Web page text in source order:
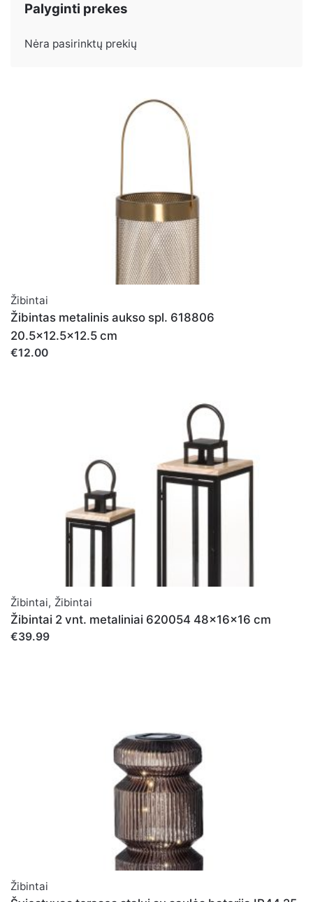
Palyginti prekes
Nėra pasirinktų prekių
Žibintai
Žibintas metalinis aukso spl. 618806
20.5x12.5x12.5 cm
€12.00
Žibintai, Žibintai
Žibintai 2 vnt. metaliniai 620054 48x16x16 cm
€39.99
Žibintai